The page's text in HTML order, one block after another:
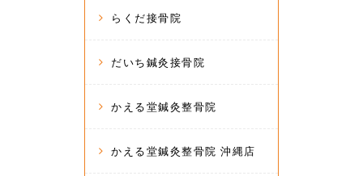
らくだ接骨院
だいち鍼灸接骨院
かえる堂鍼灸整骨院
かえる堂鍼灸整骨院 沖縄店